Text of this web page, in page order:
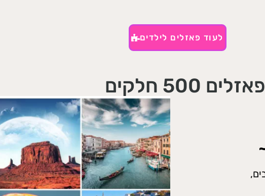
לעוד פאזלים לילדים
פאזלים 500 חלקים